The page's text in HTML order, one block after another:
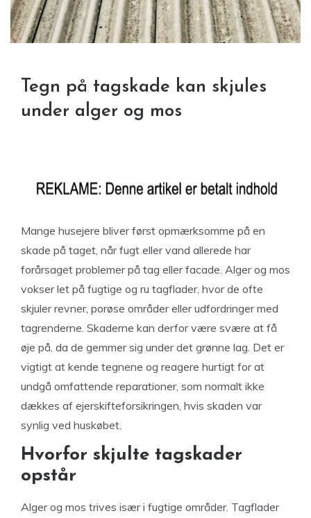
Tegn på tagskade kan skjules
under alger og mos
Mange husejere bliver først opmærksomme på en
skade på taget, når fugt eller vand allerede har
forårsaget problemer på tag eller facade. Alger og mos
vokser let på fugtige og ru tagflader, hvor de ofte
skjuler revner, porøse områder eller udfordringer med
tagrenderne. Skaderne kan derfor være svære at få
øje på, da de gemmer sig under det grønne lag. Det er
vigtigt at kende tegnene og reagere hurtigt for at
undgå omfattende reparationer, som normalt ikke
dækkes af ejerskifteforsikringen, hvis skaden var
synlig ved huskøbet.
Hvorfor skjulte tagskader
opstår
Alger og mos trives især i fugtige områder. Tagflader